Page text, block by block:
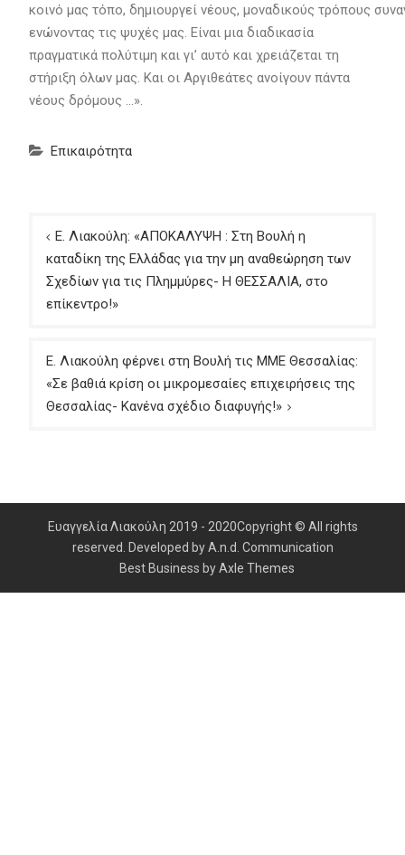
κοινό μας τόπο, δημιουργεί νέους, μοναδικούς τρόπους
ενώνοντας τις ψυχές μας. Είναι μια διαδικασία
πραγματικά πολύτιμη και γι’ αυτό και χρειάζεται τη
στήριξη όλων μας. Και οι Αργιθεάτες ανοίγουν πάντα
νέους δρόμους …».
Επικαιρότητα
Πλοήγηση
άρθρων
Ε. Λιακούλη: «ΑΠΟΚΑΛΥΨΗ : Στη Βουλή η
καταδίκη της Ελλάδας για την μη αναθεώρηση των
Σχεδίων για τις Πλημμύρες- Η ΘΕΣΣΑΛΙΑ, στο
επίκεντρο!»
Ε. Λιακούλη φέρνει στη Βουλή τις ΜΜΕ Θεσσαλίας:
«Σε βαθιά κρίση οι μικρομεσαίες επιχειρήσεις της
Θεσσαλίας- Κανένα σχέδιο διαφυγής!»
Ευαγγελία Λιακούλη 2019 - 2020Copyright © All rights
reserved. Developed by A.n.d. Communication
Best Business byAxle Themes